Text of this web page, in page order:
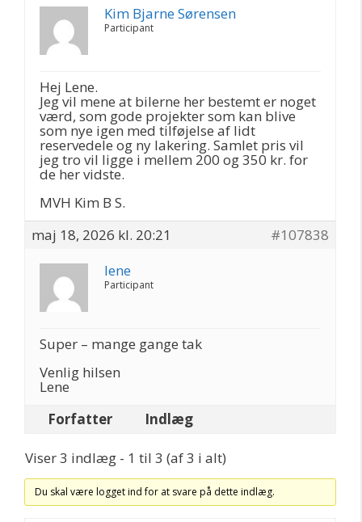
Kim Bjarne Sørensen
Participant
Hej Lene.
Jeg vil mene at bilerne her bestemt er noget
værd, som gode projekter som kan blive
som nye igen med tilføjelse af lidt
reservedele og ny lakering. Samlet pris vil
jeg tro vil ligge i mellem 200 og 350 kr. for
de her vidste.
MVH Kim B S.
maj 18, 2026 kl. 20:21
#107838
lene
Participant
Super – mange gange tak
Venlig hilsen
Lene
Forfatter
Indlæg
Viser 3 indlæg - 1 til 3 (af 3 i alt)
Du skal være logget ind for at svare på dette indlæg.